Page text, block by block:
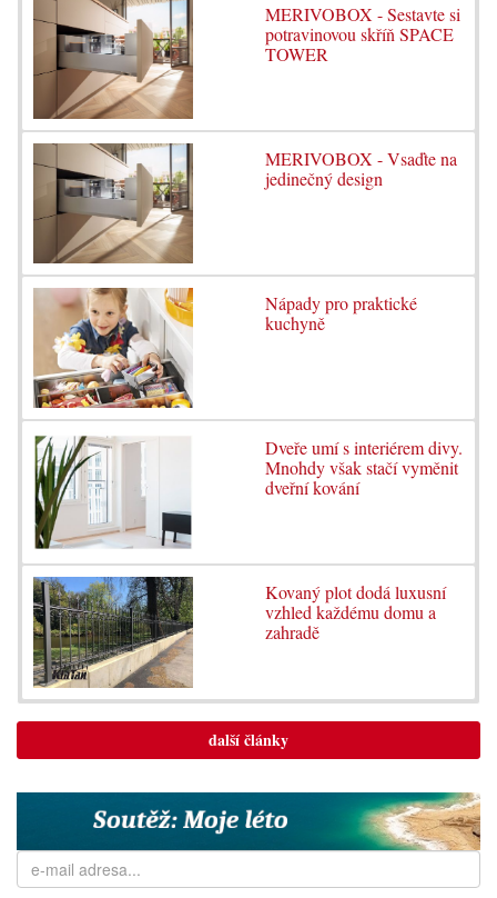
MERIVOBOX - Sestavte si
potravinovou skříň SPACE
TOWER
MERIVOBOX - Vsaďte na
jedinečný design
Nápady pro praktické
kuchyně
Dveře umí s interiérem divy.
Mnohdy však stačí vyměnit
dveřní kování
Kovaný plot dodá luxusní
vzhled každému domu a
zahradě
další články